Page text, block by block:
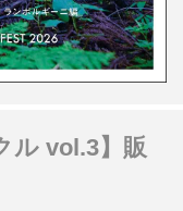
ル vol.3】販